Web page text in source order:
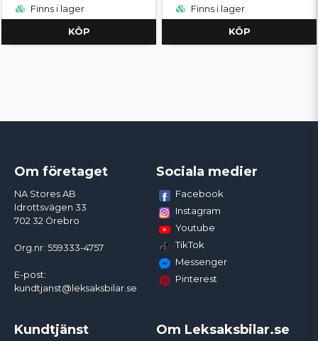
Finns i lager
KÖP
Finns i lager
KÖP
Om företaget
NA Stores AB
Idrottsvägen 33
702 32 Örebro
Org.nr: 559333-4757
E-post:
kundtjanst@leksaksbilar.se
Sociala medier
Facebook
Instagram
Youtube
TikTok
Messenger
Pinterest
Kundtjänst Om Leksaksbilar.se